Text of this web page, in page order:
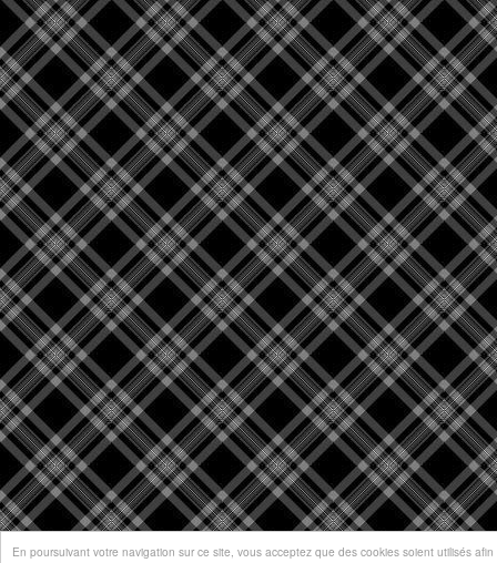
En poursuivant votre navigation sur ce site, vous acceptez que des cookies soient utilisés afin